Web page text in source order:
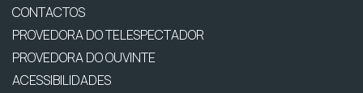
CONTACTOS
PROVEDORA DO TELESPECTADOR
PROVEDORA DO OUVINTE
ACESSIBILIDADES